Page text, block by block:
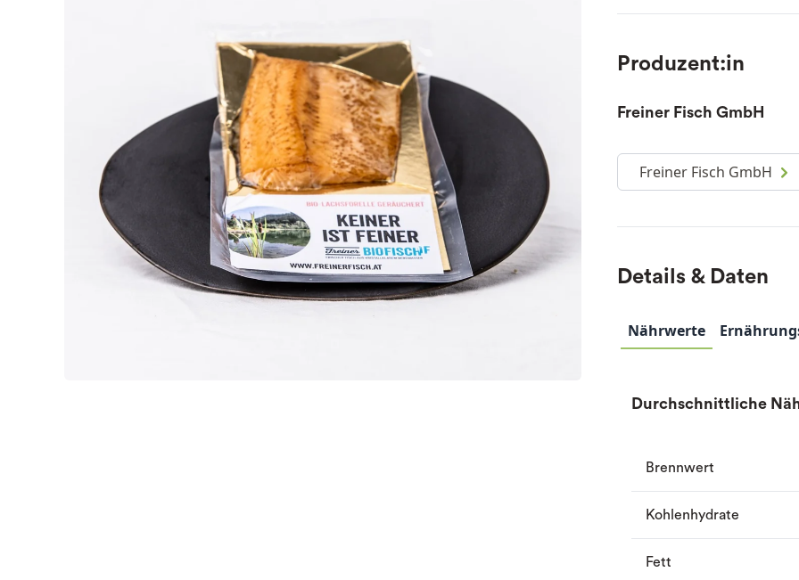
Produzent:in
Freiner Fisch GmbH
Freiner Fisch GmbH
Details & Daten
Nährwerte
Durchschnittliche
Brennwert
Kohlenhydrate
Fett